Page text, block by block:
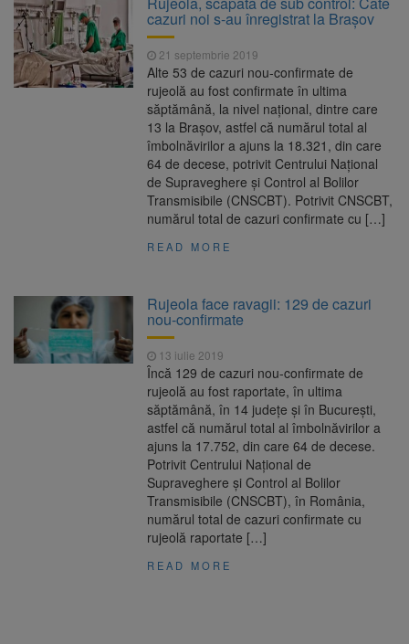
Ormeniș
6 august 2026
AUR a lansat platforma
suspeND.ro pentru urmărirea inițiativei de
suspendare a președintelui Nicușor Dan
6 august 2026
Înalta Curte analizează
dosarul lui Călin Georgescu și Horațiu Potra.
Judecătorii decid dacă începe procesul
Strategia națională pentru
biodiversitate 2026-2030, adoptată de Senat.
Proiectul merge la promulgare
cazuri noi s-au înregistrat la Brașov
21 septembrie 2019
Alte 53 de cazuri nou-confirmate de
rujeolă au fost confirmate în ultima
săptămână, la nivel național, dintre care
13 la Brașov, astfel că numărul total al
îmbolnăvirilor a ajuns la 18.321, din care
64 de decese, potrivit Centrului Naţional
de Supraveghere şi Control al Bolilor
Transmisibile (CNSCBT). Potrivit CNSCBT,
numărul total de cazuri confirmate cu […]
READ MORE
Rujeola face ravagii: 129 de cazuri
nou-confirmate
13 iulie 2019
Încă 129 de cazuri nou-confirmate de
rujeolă au fost raportate, în ultima
săptămână, în 14 judeţe şi în Bucureşti,
astfel că numărul total al îmbolnăvirilor a
ajuns la 17.752, din care 64 de decese.
Potrivit Centrului Naţional de
Supraveghere şi Control al Bolilor
Transmisibile (CNSCBT), în România,
numărul total de cazuri confirmate cu
rujeolă raportate […]
READ MORE